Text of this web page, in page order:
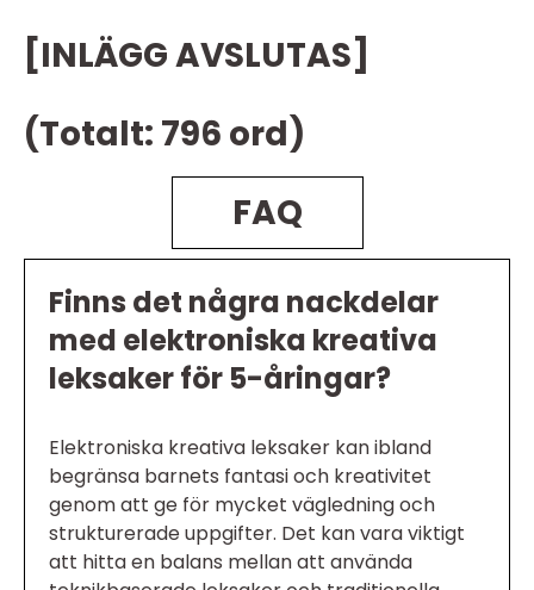
[INLÄGG AVSLUTAS]
(Totalt: 796 ord)
FAQ
Finns det några nackdelar
med elektroniska kreativa
leksaker för 5-åringar?
Elektroniska kreativa leksaker kan ibland
begränsa barnets fantasi och kreativitet
genom att ge för mycket vägledning och
strukturerade uppgifter. Det kan vara viktigt
att hitta en balans mellan att använda